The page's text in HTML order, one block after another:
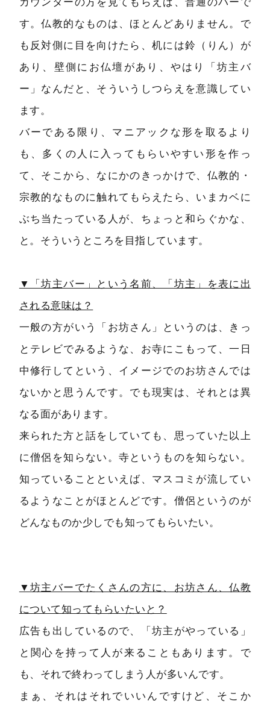
す。仏教的なものは、ほとんどありません。で
も反対側に目を向けたら、机には鈴（りん）が
あり、壁側にお仏壇があり、やはり「坊主バ
ー」なんだと、そういうしつらえを意識してい
ます。
バーである限り、マニアックな形を取るより
も、多くの人に入ってもらいやすい形を作っ
て、そこから、なにかのきっかけで、仏教的・
宗教的なものに触れてもらえたら、いまカベに
ぶち当たっている人が、ちょっと和らぐかな、
と。そういうところを目指しています。
▼「坊主バー」という名前、「坊主」を表に出
される意味は？
一般の方がいう「お坊さん」というのは、きっ
とテレビでみるような、お寺にこもって、一日
中修行してという、イメージでのお坊さんでは
ないかと思うんです。でも現実は、それとは異
なる面があります。
来られた方と話をしていても、思っていた以上
に僧侶を知らない。寺というものを知らない。
知っていることといえば、マスコミが流してい
るようなことがほとんどです。僧侶というのが
どんなものか少しでも知ってもらいたい。
▼坊主バーでたくさんの方に、お坊さん、仏教
について知ってもらいたいと？
広告も出しているので、「坊主がやっている」
と関心を持って人が来ることもあります。で
も、それで終わってしまう人が多いんです。
まぁ、それはそれでいいんですけど、そこか